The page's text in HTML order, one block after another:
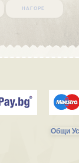
нагоре
Общи